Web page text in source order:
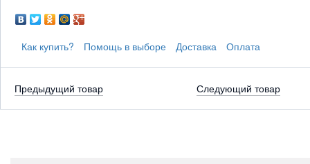
Как купить? Помощь в выборе Доставка Оплата
Следующий товар
Предыдущий товар